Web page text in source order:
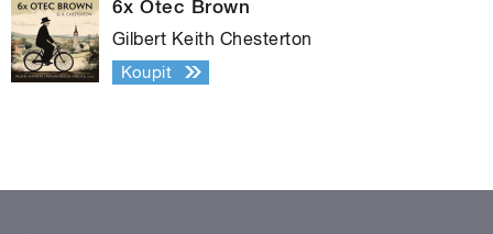
6x Otec Brown
Gilbert Keith Chesterton
Koupit